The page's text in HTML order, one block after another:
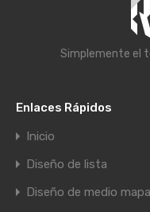
Simplemente el
Enlaces Rápidos
Inicio
Diseño de lista
Diseño de medio mapa